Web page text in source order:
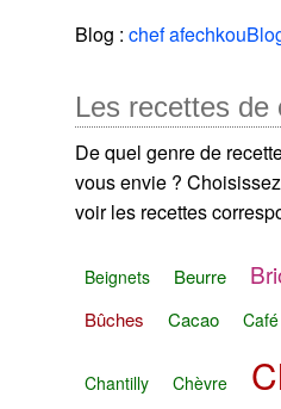
Blog :chef
Les recettes de
De quel genre de
vous envie ?
voir les recettes
Beignets Beurre
Bûches
Cacao Café
Chantilly Chèvre